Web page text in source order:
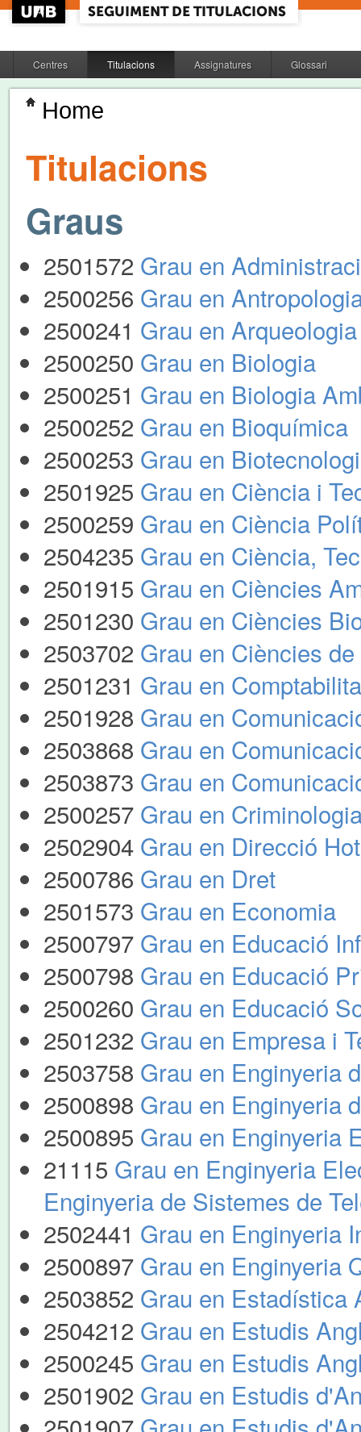
Centres Titulacions Assignatures Glossari
Home
Titulacions
Graus
2501572 Grau en
2500256 Grau en
2500241 Grau en Arqueologia
2500250 Grau en Biologia
2500251 Grau en Biologia
2500252 Grau en Bioquímica
2500253 Grau en
2501925 Grau en Ciència i
2500259 Grau en Ciència
2504235 Grau en Ciència,
2501915 Grau en Ciències
2501230 Grau en Ciències
2503702 Grau en Ciències
2501231 Grau en
2501928 Grau en
2503868 Grau en
2503873 Grau en
2500257 Grau en
2502904 Grau en Direcció
2500786 Grau en Dret
2501573 Grau en Economia
2500797 Grau en Educació
2500798 Grau en Educació
2500260 Grau en Educació
2501232 Grau en Empresa i
2503758 Grau en Enginyeria
2500898 Grau en Enginyeria
2500895 Grau en Enginyeria
21115 Grau en Enginyeria
Enginyeria de Sistemes de
2502441 Grau en Enginyeria
2500897 Grau en Enginyeria
2503852 Grau en Estadística
2504212 Grau en Estudis
2500245 Grau en Estudis
2501902 Grau en Estudis